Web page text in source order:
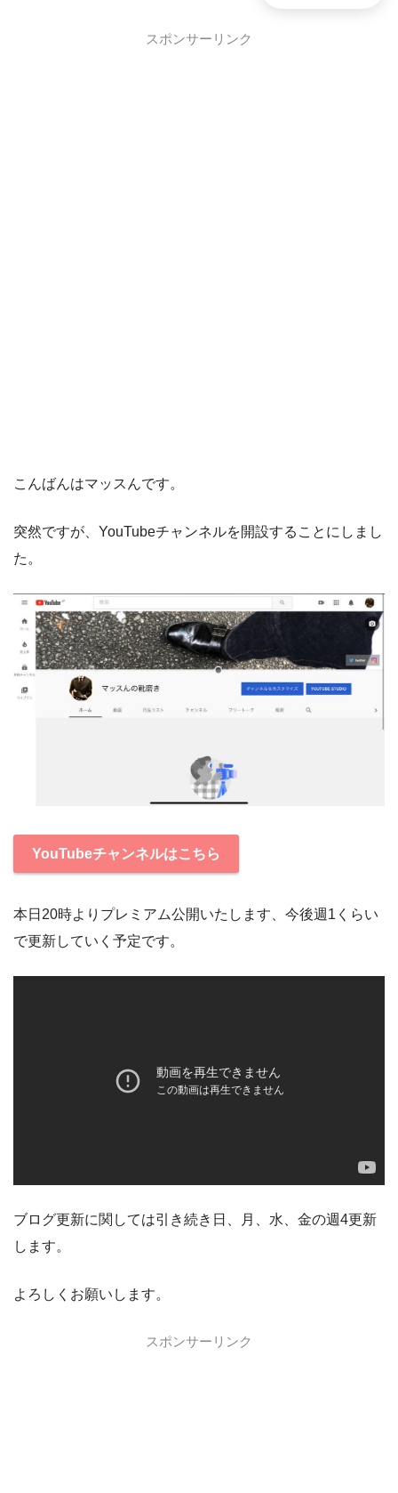
スポンサーリンク
こんばんはマッスんです。
突然ですが、YouTubeチャンネルを開設することにしまし
た。
YouTubeチャンネルはこちら
本日20時よりプレミアム公開いたします、今後週1くらい
で更新していく予定です。
ブログ更新に関しては引き続き日、月、水、金の週4更新
します。
よろしくお願いします。
スポンサーリンク